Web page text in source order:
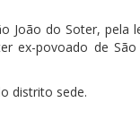
do Soter, pela
ex-povoado de
distrito sede.